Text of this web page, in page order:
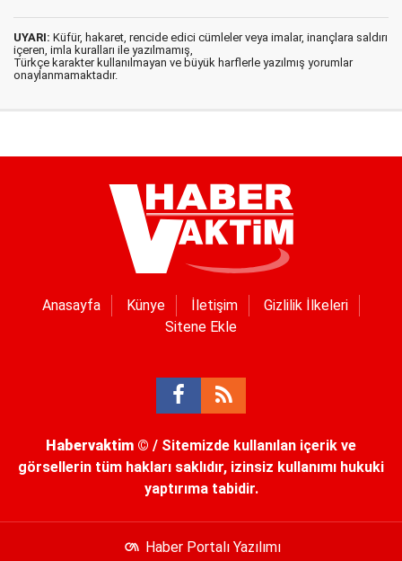
UYARI: Küfür, hakaret, rencide edici cümleler veya imalar, inançlara saldırı
içeren, imla kuralları ile yazılmamış,
Türkçe karakter kullanılmayan ve büyük harflerle yazılmış yorumlar
onaylanmamaktadır.
Anasayfa Künye İletişim
Gizlilik İlkeleri
Sitene Ekle
Habervaktim © / Sitemizde kullanılan içerik ve
görsellerin tüm hakları saklıdır, izinsiz kullanımı hukuki
yaptırıma tabidir.
Haber Portalı Yazılımı